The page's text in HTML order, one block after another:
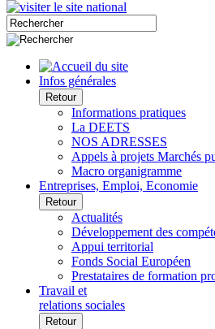
Infos générales
Retour
Informations pratiques
La DEETS
NOS ADRESSES
Appels à projets Marchés
Macro organigramme
Entreprises, Emploi, Economie
Retour
Actualités
Développement des
Appui territorial
Fonds Social Européen
Prestataires de formation
Travail et
relations sociales
Retour